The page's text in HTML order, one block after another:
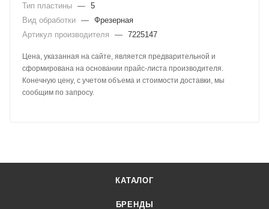
Тип пластины — 5
Вид обработки — Фрезерная
Артикул производителя
— 7225147
Цена, указанная на сайте, является предварительной и
сформирована на основании прайс-листа производителя.
Конечную цену, с учетом объема и стоимости доставки, мы
сообщим по запросу.
КАТАЛОГ
БРЕНДЫ